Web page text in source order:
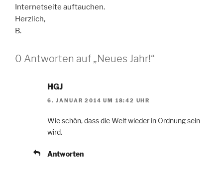
Internetseite auftauchen.
Herzlich,
B.
0 Antworten auf „Neues Jahr!“
HGJ
6. JANUAR 2014 UM 18:42 UHR
Wie schön, dass die Welt wieder in Ordnung sein
wird.
Antworten